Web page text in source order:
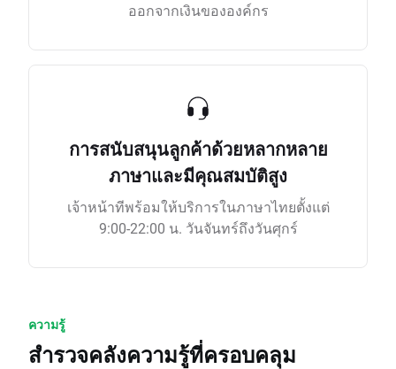
ออกจากเงินขององค์กร
การสนับสนุนลูกค้าด้วยหลากหลาย
ภาษาและมีคุณสมบัติสูง
เจ้าหน้าทีพร้อมให้บริการในภาษาไทยตั้งแต่
9:00-22:00 น. วันจันทร์ถึงวันศุกร์
ความรู้
สำรวจคลังความรู้ที่ครอบคลุม